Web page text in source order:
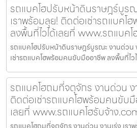
รถแบคโฮปรับหน้าดินราษฎร์บูร
เราพร้อมลุย! ติดต่อเช่ารถแบค
ลงพื้นที่ไวได้เลยที่ www.รถแบค
รถแบคโฮปรับหน้าดินราษฎร์บูรณะ งานด่วน
เช่ารถแบคโฮพร้อมคนขับมืออาชีพ ลงพื้นที่ไว
รถแบคโฮถมที่จตุจักร งานด่วน ง
ติดต่อเช่ารถแบคโฮพร้อมคนขับ
เลยที่ www.รถแบคโฮรับจ้าง